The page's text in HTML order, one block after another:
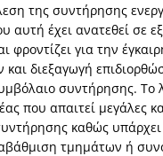
της συντήρησης
αυτή έχει ανατεθεί σε
φροντίζει για την
και διεξαγωγή
συντήρησης. Το
που απαιτεί μεγάλες
καθώς
τμημάτων ή